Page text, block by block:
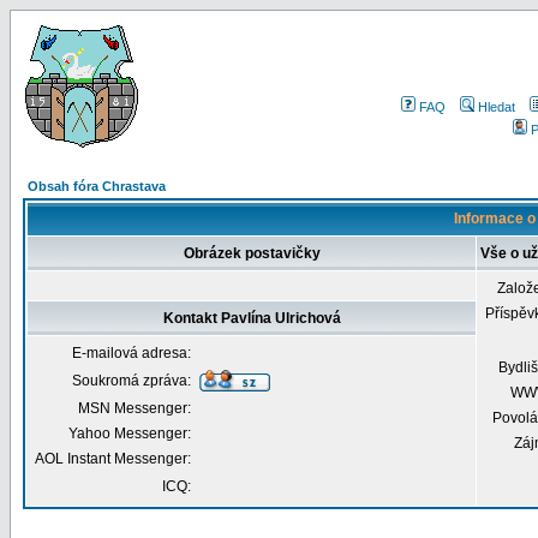
FAQ
Hledat
Obsah fóra Chrastava
Informace
Obrázek postavičky Vše o
Kontakt Pavlína Ulrichová
E-mailová adresa:
Soukromá zpráva:
MSN Messenger:
Yahoo Messenger:
AOL Instant Messenger:
ICQ: